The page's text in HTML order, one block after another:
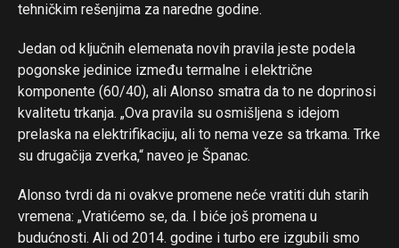
tehničkim rešenjima za naredne godine.
Jedan od ključnih elemenata novih pravila jeste podela
pogonske jedinice između termalne i električne
komponente (60/40), ali Alonso smatra da to ne doprinosi
kvalitetu trkanja. „Ova pravila su osmišljena s idejom
prelaska na elektrifikaciju, ali to nema veze sa trkama. Trke
su drugačija zverka,“ naveo je Španac.
Alonso tvrdi da ni ovakve promene neće vratiti duh starih
vremena: „Vratićemo se, da. I biće još promena u
budućnosti. Ali od 2014. godine i turbo ere izgubili smo